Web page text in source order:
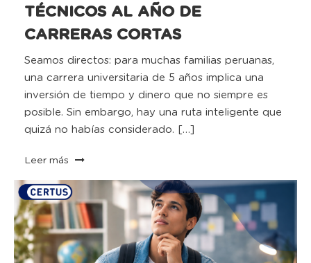
TÉCNICOS AL AÑO DE
CARRERAS CORTAS
Seamos directos: para muchas familias peruanas,
una carrera universitaria de 5 años implica una
inversión de tiempo y dinero que no siempre es
posible. Sin embargo, hay una ruta inteligente que
quizá no habías considerado. […]
Leer más